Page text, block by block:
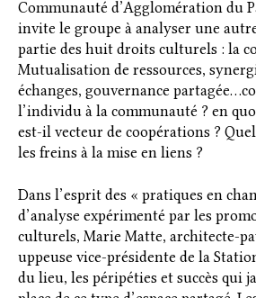
Communauté d’Agglomération du
invite le groupe à analyser une
partie des huit droits culturels : la
Mutualisation de ressources,
échanges, gouvernance
l’individu à la communauté ? en
est-il vecteur de coopérations ?
les freins à la mise en liens ?
Dans l’esprit des « pratiques en
d’analyse expérimenté par les
culturels, Marie Matte, architecte-
uppeuse vice-présidente de la
du lieu, les péripéties et succès qui